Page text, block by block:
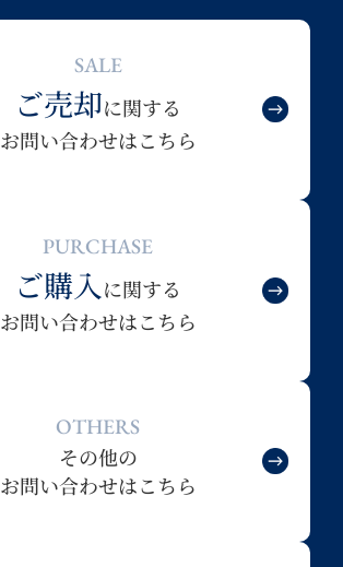
SALE
ご売却に関する
お問い合わせはこちら
PURCHASE
ご購入に関する
お問い合わせはこちら
OTHERS
その他の
お問い合わせはこちら